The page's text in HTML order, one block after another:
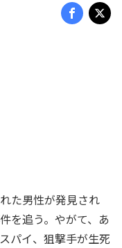
た男性が発見され
を追う。やがて、あ
パイ、狙撃手が生死